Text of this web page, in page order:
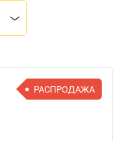
РАСПРОДАЖА